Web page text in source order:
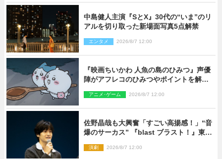
中島健人主演『SとX』30代の“いま”のリ
アルを切り取った新場面写真5点解禁
エンタメ 2026/8/7 12:00
『映画ちいかわ 人魚の島のひみつ』声優
陣がアフレコのひみつやポイントを解
アニメ･ゲーム 2026/8/7 12:00
佐野晶哉も大興奮「すごい高揚感！」“音
爆のサーカス” 『blast ブラスト！』東京
演劇 2026/8/7 12:00